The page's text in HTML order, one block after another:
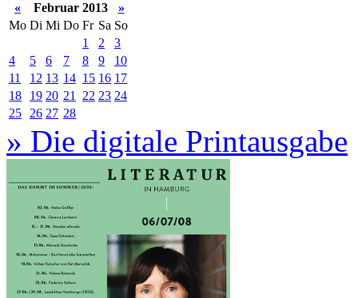
« Februar 2013
»
Mo Di Mi Do Fr Sa So
1
2
3
4
5 6 7 8 9
10
11
12 13 14 15 16 17
18
19 20 21 22 23 24
25
26 27 28
» Die digitale Printausgabe